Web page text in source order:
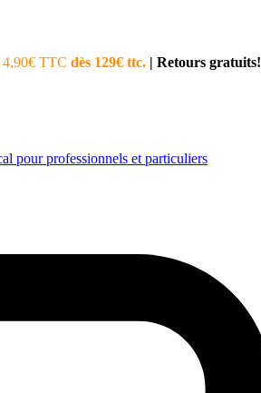
4,90€ TTC dès 129€ ttc. | Retours gratuits!
pour professionnels et particuliers